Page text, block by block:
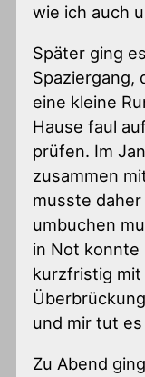
wie ich auch
Später ging
Spaziergang,
eine kleine
Hause faul
prüfen. Im
zusammen
musste
umbuchen
in Not konnte
kurzfristig mit
und mir tut
Zu Abend